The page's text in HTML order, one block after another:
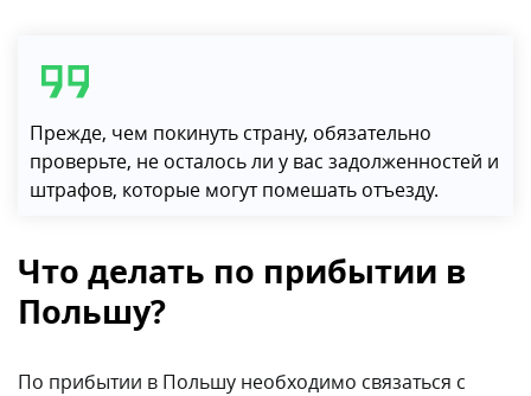
Прежде, чем покинуть страну, обязательно
проверьте, не осталось ли у вас задолженностей и
штрафов, которые могут помешать отъезду.
Что делать по прибытии в
Польшу?
По прибытии в Польшу необходимо связаться с